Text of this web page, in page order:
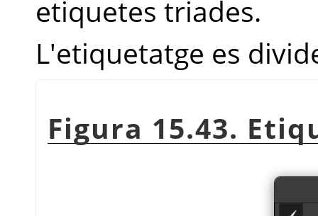
etiquetes triades.
L'etiquetatge es
Figura 15.43.